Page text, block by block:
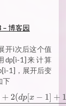
– 博客园
开i次后这个值
dp[i-1]来计算
1]，展开后变
下
dp[i] &=
+ 2(dp[x − 1] + 1